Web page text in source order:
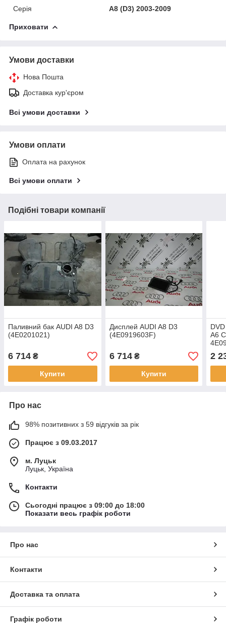
Серія
A8 (D3) 2003-2009
Приховати
Умови доставки
Нова Пошта
Доставка кур'єром
Всі умови доставки
Умови оплати
Оплата на рахунок
Всі умови оплати
Подібні товари компанії
Паливний бак AUDI A8 D3
(4E0201021)
6 714 ₴
Купити
Дисплей AUDI A8 D3
(4E0919603F)
6 714₴
Купити
DVD
A6
2
Про нас
98% позитивних з 59 відгуків за рік
Працює з 09.03.2017
м. Луцьк
Луцьк, Україна
Контакти
Сьогодні працює з 09:00 до 18:00
Показати весь графік роботи
Про нас
Контакти
Доставка та оплата
Графік роботи